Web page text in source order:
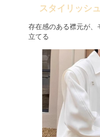
スタイリッシ
存在感のある襟元が、
立てる